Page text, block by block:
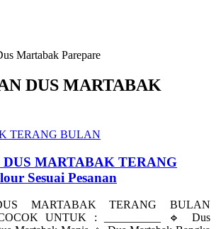
Martabak Parepare
DUS MARTABAK
MARTABAK TERANG
Sesuai Pesanan
MARTABAK TERANG BULAN
UNTUK : __________ 🔹 Dus